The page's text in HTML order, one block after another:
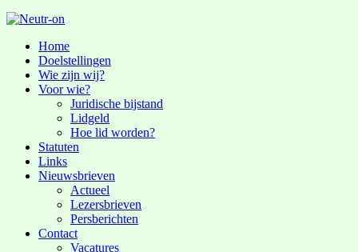
Home
Doelstellingen
Wie zijn wij?
Voor wie?
Juridische bijstand
Lidgeld
Hoe lid worden?
Statuten
Links
Nieuwsbrieven
Actueel
Lezersbrieven
Persberichten
Contact
Vacatures